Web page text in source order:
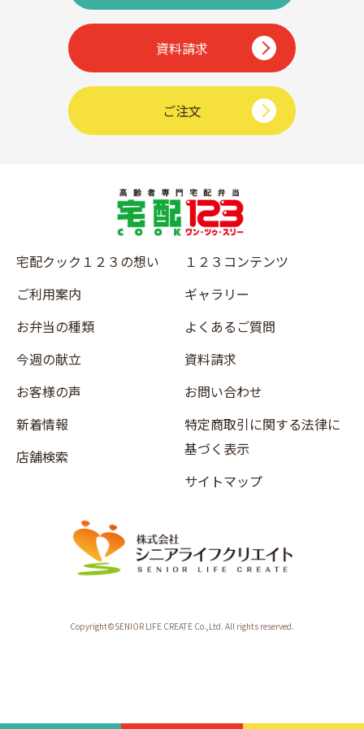
資料請求
ご注文
宅配クック１２３の想い
ご利用案内
お弁当の種類
今週の献立
お客様の声
新着情報
店舗検索
１２３コンテンツ
ギャラリー
よくあるご質問
資料請求
お問い合わせ
特定商取引に関する法律に
基づく表示
サイトマップ
Copyright©SENIOR LIFE CREATE Co.,Ltd. All rights reserved.